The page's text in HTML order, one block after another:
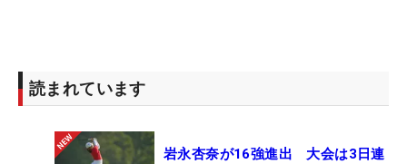
読まれています
岩永杏奈が16強進出 大会は3日連